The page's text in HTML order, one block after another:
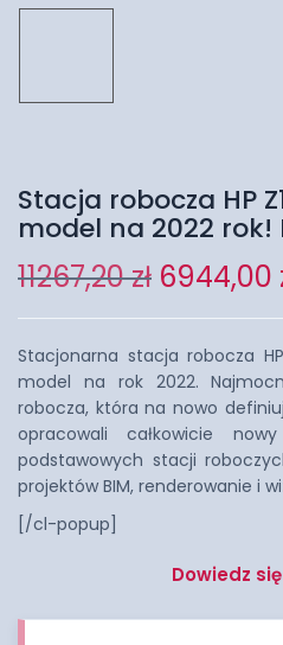
Stacja robocza HP
model na 2022 rok!
11267,20zł 6944,00
Stacjonarna stacja robocza
model na rok 2022.
robocza, która na nowo
opracowali całkowicie
podstawowych stacji
projektów BIM, renderowanie i
[/cl-popup]
Dowiedz